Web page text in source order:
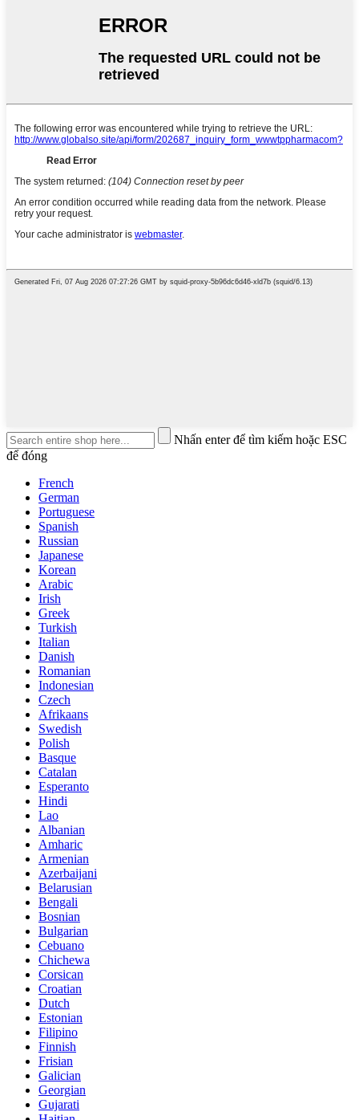
Nhấn enter để tìm kiếm hoặc ESC
để đóng
French
German
Portuguese
Spanish
Russian
Japanese
Korean
Arabic
Irish
Greek
Turkish
Italian
Danish
Romanian
Indonesian
Czech
Afrikaans
Swedish
Polish
Basque
Catalan
Esperanto
Hindi
Lao
Albanian
Amharic
Armenian
Azerbaijani
Belarusian
Bengali
Bosnian
Bulgarian
Cebuano
Chichewa
Corsican
Croatian
Dutch
Estonian
Filipino
Finnish
Frisian
Galician
Georgian
Gujarati